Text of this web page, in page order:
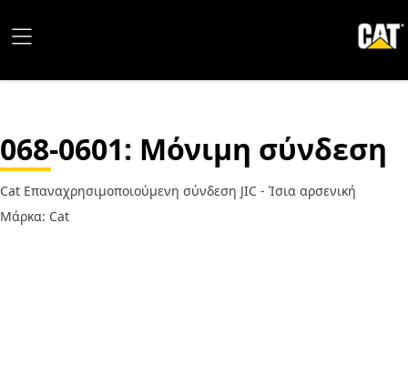
068-0601: Μόνιμη σύνδεση
Cat Επαναχρησιμοποιούμενη σύνδεση JIC - Ίσια αρσενική
Μάρκα: Cat